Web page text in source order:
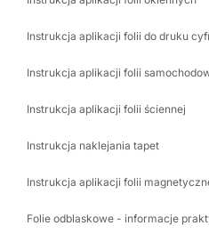
Instrukcja aplikacji folii do druku
Instrukcja aplikacji folii
Instrukcja aplikacji folii ściennej
Instrukcja naklejania tapet
Instrukcja aplikacji folii
Folie odblaskowe - informacje